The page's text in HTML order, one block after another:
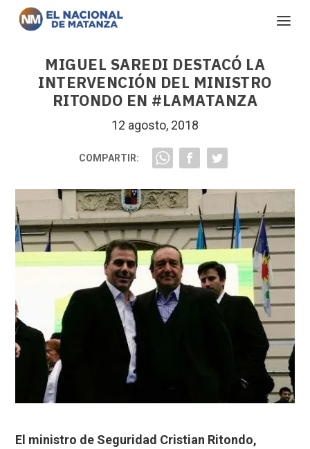
MIGUEL SAREDI DESTACÓ LA
INTERVENCIÓN DEL MINISTRO
RITONDO EN #LAMATANZA
12 agosto, 2018
COMPARTIR:
El ministro de Seguridad Cristian Ritondo,